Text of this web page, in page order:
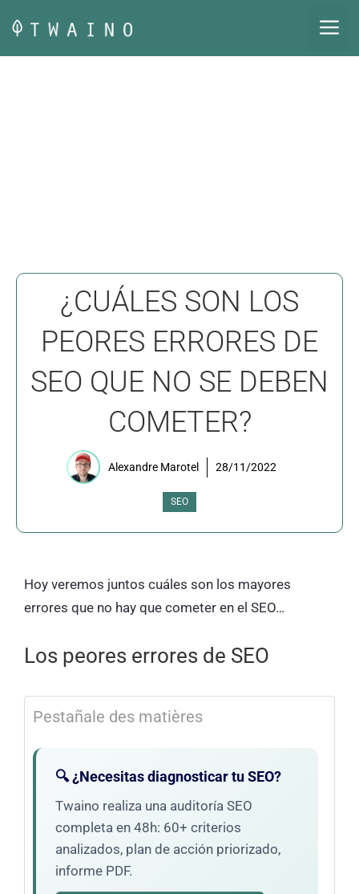
contenido
¿CUÁLES SON LOS
PEORES ERRORES DE
SEO QUE NO SE DEBEN
COMETER?
Alexandre Marotel 28/11/2022
SEO
Hoy veremos juntos cuáles son los mayores
errores que no hay que cometer en el SEO…
Los peores errores de SEO
Pestañale des matières
🔍 ¿Necesitas diagnosticar tu SEO?
Twaino realiza una auditoría SEO
completa en 48h: 60+ criterios
analizados, plan de acción priorizado,
informe PDF.